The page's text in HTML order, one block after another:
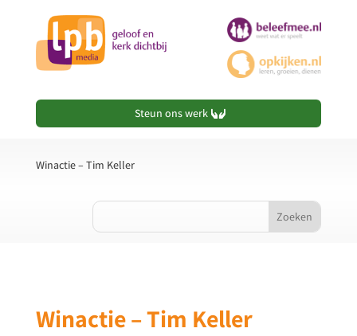
Steun ons werk
Winactie – Tim Keller
Winactie – Tim Keller